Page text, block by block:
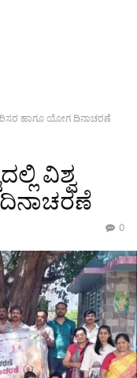
ಪರಿಸರ ಹಾಗೂ ಯೋಗ ದಿನಾಚರಣೆ
ವಿಶ್ವ
0